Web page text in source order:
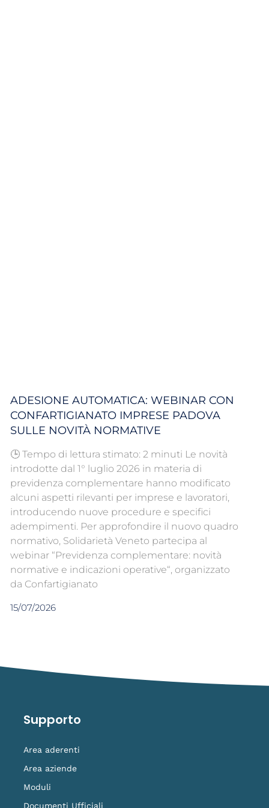
ADESIONE AUTOMATICA: WEBINAR CON
CONFARTIGIANATO IMPRESE PADOVA
SULLE NOVITÀ NORMATIVE
🕒 Tempo di lettura stimato: 2 minuti Le novità
introdotte dal 1° luglio 2026 in materia di
previdenza complementare hanno modificato
alcuni aspetti rilevanti per imprese e lavoratori,
introducendo nuove procedure e specifici
adempimenti. Per approfondire il nuovo quadro
normativo, Solidarietà Veneto partecipa al
webinar “Previdenza complementare: novità
normative e indicazioni operative“, organizzato
da Confartigianato
15/07/2026
Supporto
Area aderenti
Area aziende
Moduli
Documenti Ufficiali